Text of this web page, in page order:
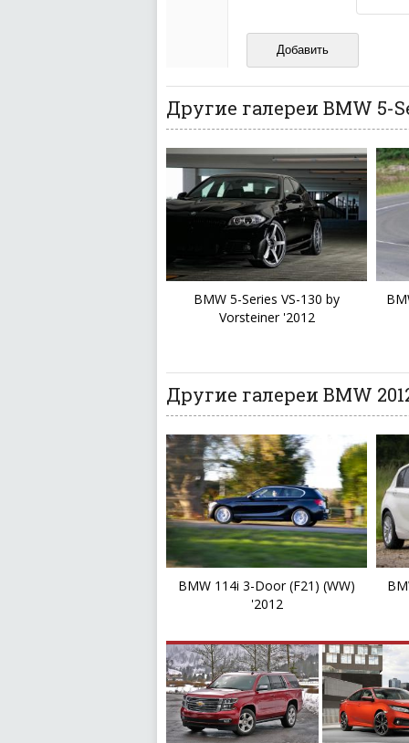
Не размещайте
И запаситесь терпением,
ваш отзыв может
Другие галереи BMW 5-
BMW 5-Series VS-130 by
Vorsteiner '2012
Другие галереи BMW
BMW 114i 3-Door (F21) (WW)
'2012